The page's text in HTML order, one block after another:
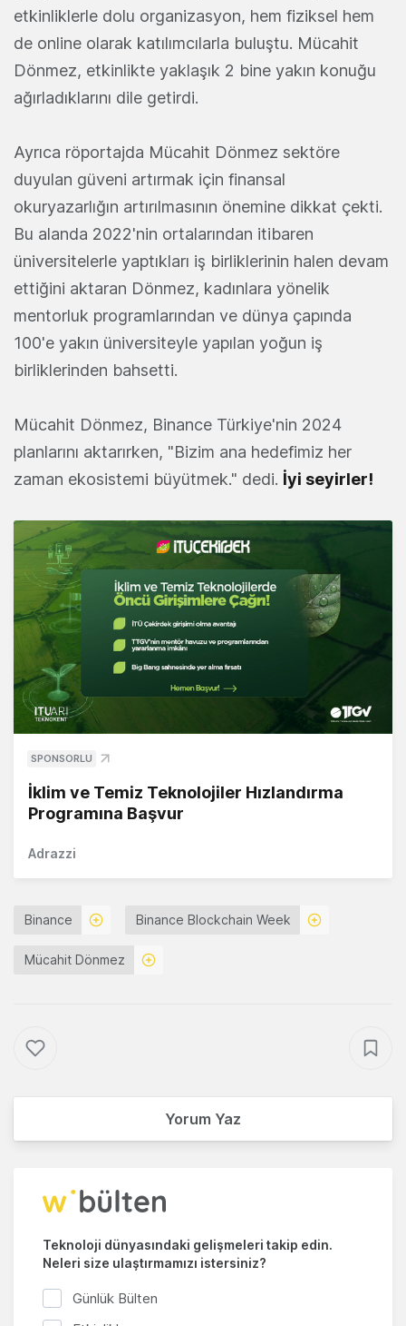
etkinliklerle dolu organizasyon, hem fiziksel hem
de online olarak katılımcılarla buluştu. Mücahit
Dönmez, etkinlikte yaklaşık 2 bine yakın konuğu
ağırladıklarını dile getirdi.
Ayrıca röportajda Mücahit Dönmez sektöre
duyulan güveni artırmak için finansal
okuryazarlığın artırılmasının önemine dikkat çekti.
Bu alanda 2022'nin ortalarından itibaren
üniversitelerle yaptıkları iş birliklerinin halen devam
ettiğini aktaran Dönmez, kadınlara yönelik
mentorluk programlarından ve dünya çapında
100'e yakın üniversiteyle yapılan yoğun iş
birliklerinden bahsetti.
Mücahit Dönmez, Binance Türkiye'nin 2024
planlarını aktarırken, "Bizim ana hedefimiz her
zaman ekosistemi büyütmek." dedi. İyi seyirler!
SPONSORLU
İklim ve Temiz Teknolojiler Hızlandırma
Programına Başvur
Adrazzi
Binance Binance Blockchain Week
Mücahit Dönmez
Yorum Yaz
Teknoloji dünyasındaki gelişmeleri takip edin.
Neleri size ulaştırmamızı istersiniz?
Günlük Bülten